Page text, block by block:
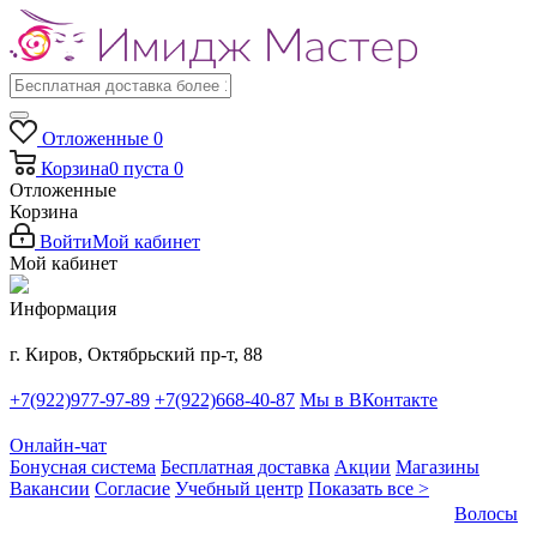
Отложенные 0
Корзина0 пуста 0
Отложенные
Корзина
ВойтиМой кабинет
Мой кабинет
Информация
г. Киров, Октябрьский пр-т, 88
+7(922)977-97-89 +7(922)668-40-87 Мы в ВКонтакте
Онлайн-чат
Бонусная система Бесплатная доставка Акции Магазины
Вакансии Согласие Учебный центр Показать все >
Волосы